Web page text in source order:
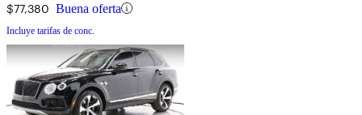
$77,380 Buena oferta
Incluye tarifas de conc.